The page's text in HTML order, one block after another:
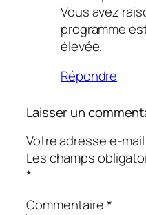
Vous avez
programme
élevée.
Répondre
Laisser un
Votre adresse e-
Les champs
*
Commentaire*